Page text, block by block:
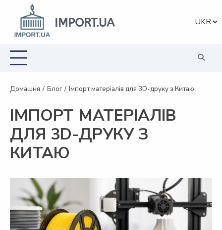
Перейти
вмісту
IMPORT.UA
Домашня Блог Імпорт матеріалів для 3D-друку з Китаю
ІМПОРТ МАТЕРІАЛІВ
ДЛЯ 3D-ДРУКУ З
КИТАЮ